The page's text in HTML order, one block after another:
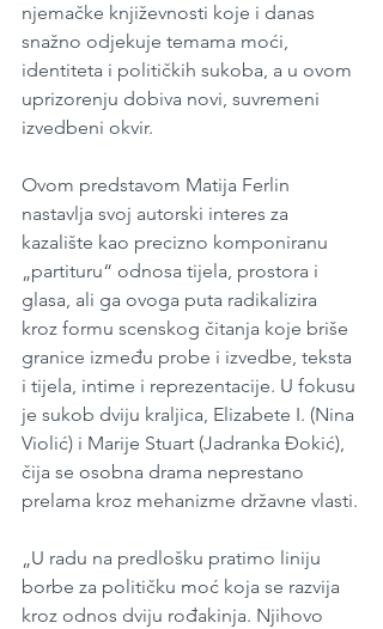
njemačke književnosti koje i danas
snažno odjekuje temama moći,
identiteta i političkih sukoba, a u ovom
uprizorenju dobiva novi, suvremeni
izvedbeni okvir.
Ovom predstavom Matija Ferlin
nastavlja svoj autorski interes za
kazalište kao precizno komponiranu
„partituru“ odnosa tijela, prostora i
glasa, ali ga ovoga puta radikalizira
kroz formu scenskog čitanja koje briše
granice između probe i izvedbe, teksta
i tijela, intime i reprezentacije. U fokusu
je sukob dviju kraljica, Elizabete I. (Nina
Violić) i Marije Stuart (Jadranka Đokić),
čija se osobna drama neprestano
prelama kroz mehanizme državne vlasti.
„U radu na predlošku pratimo liniju
borbe za političku moć koja se razvija
kroz odnos dviju rođakinja. Njihovo